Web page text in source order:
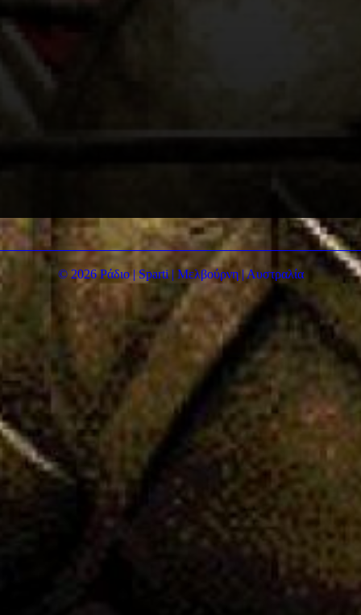
© 2026 Ράδιο | Sparti | Μελβούρνη | Αυστραλία